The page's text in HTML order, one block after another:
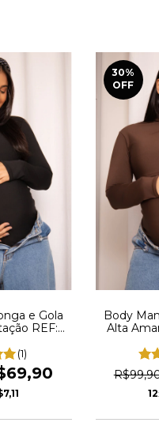
e Gola
REF:
(1)
30%
OFF
Body
Alta
12